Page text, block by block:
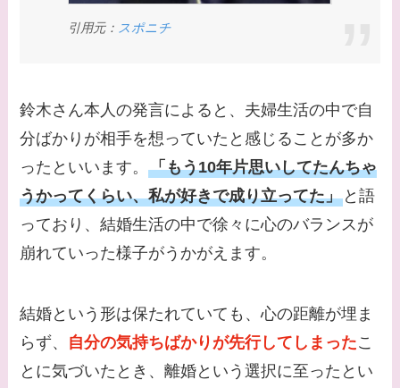
なに？子供は現在何し
時代痩せていた？旦那
との馴れ初めは？
【画像】柴咲コウと似
てる女優３選！結婚し
て旦那がいる？北海道
のどこに住んでる？
【画像】中谷美紀と似
てる女優３選！旦那や
子供はいる？砂糖断ち
のきっかけ・効果は？
引用元： スポニチ
鈴木さん本人の発言によると、夫婦生活の中で自
分ばかりが相手を想っていたと感じることが多か
ったといいます。「もう10年片思いしてたんちゃ
うかってくらい、私が好きで成り立ってた」 と語
っており、結婚生活の中で徐々に心のバランスが
崩れていった様子がうかがえます。
結婚という形は保たれていても、心の距離が埋ま
らず、 自分の気持ちばかりが先行してしまったこ
とに気づいたとき、離婚という選択に至ったとい